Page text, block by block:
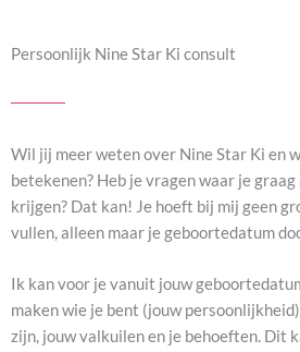
Persoonlijk Nine Star Ki consult
Wil jij meer weten over Nine Star Ki en
betekenen? Heb je vragen waar je
krijgen? Dat kan! Je hoeft bij mij geen
vullen, alleen maar je geboortedatum
Ik kan voor je vanuit jouw
maken wie je bent (jouw
zijn, jouw valkuilen en je behoeften. Dit